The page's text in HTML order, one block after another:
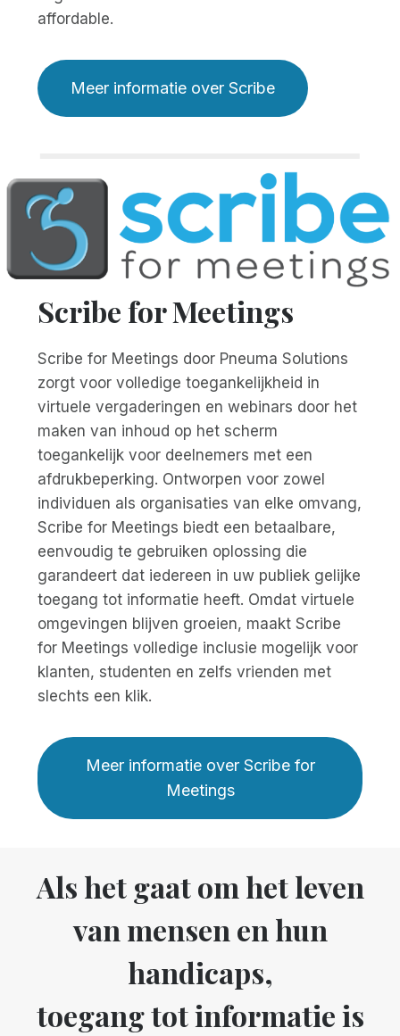
affordable.
Meer informatie over Scribe
Scribe for Meetings
Scribe for Meetings door Pneuma Solutions
zorgt voor volledige toegankelijkheid in
virtuele vergaderingen en webinars door het
maken van inhoud op het scherm
toegankelijk voor deelnemers met een
afdrukbeperking. Ontworpen voor zowel
individuen als organisaties van elke omvang,
Scribe for Meetings biedt een betaalbare,
eenvoudig te gebruiken oplossing die
garandeert dat iedereen in uw publiek gelijke
toegang tot informatie heeft. Omdat virtuele
omgevingen blijven groeien, maakt Scribe
for Meetings volledige inclusie mogelijk voor
klanten, studenten en zelfs vrienden met
slechts een klik.
Meer informatie over Scribe for
Meetings
Als het gaat om het leven
van mensen en hun
handicaps,
toegang tot informatie is